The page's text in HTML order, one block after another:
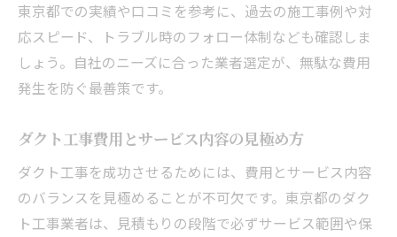
東京都での実績や口コミを参考に、過去の施工事例や対
応スピード、トラブル時のフォロー体制なども確認しま
しょう。自社のニーズに合った業者選定が、無駄な費用
発生を防ぐ最善策です。
ダクト工事費用とサービス内容の見極め方
ダクト工事を成功させるためには、費用とサービス内容
のバランスを見極めることが不可欠です。東京都のダク
ト工事業者は、見積もりの段階で必ずサービス範囲や保